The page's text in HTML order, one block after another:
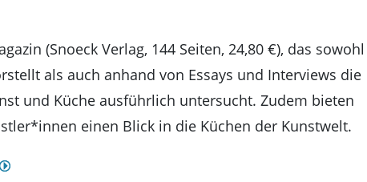
(Snoeck Verlag, 144 Seiten, 24,80 €), das sowohl
als auch anhand von Essays und Interviews die
und Küche ausführlich untersucht. Zudem bieten
einen Blick in die Küchen der Kunstwelt.